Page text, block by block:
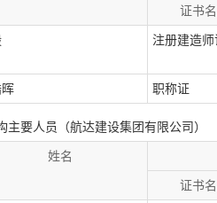
证书
注册建造师
职称证
要人员（航达建设集团有限公司）
姓名
证书